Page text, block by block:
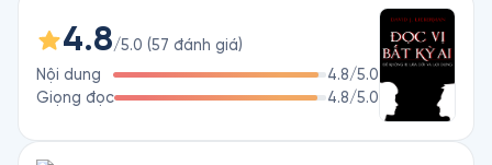
nhiều chương trình truyền hình như The Today Show, Fox
News, PBS và The View. Bên cạnh đó, ông còn là tác giả của
nhiều đầu sách bán chạy, sách của ông được dịch sang gần
30 thứ tiếng, bán được hơn 3 triệu bản trên toàn thế giới. Có
4.8/5.0 (57 đánh giá)
Nội dung
4.8/5.0
Giọng đọc
4.8/5.0